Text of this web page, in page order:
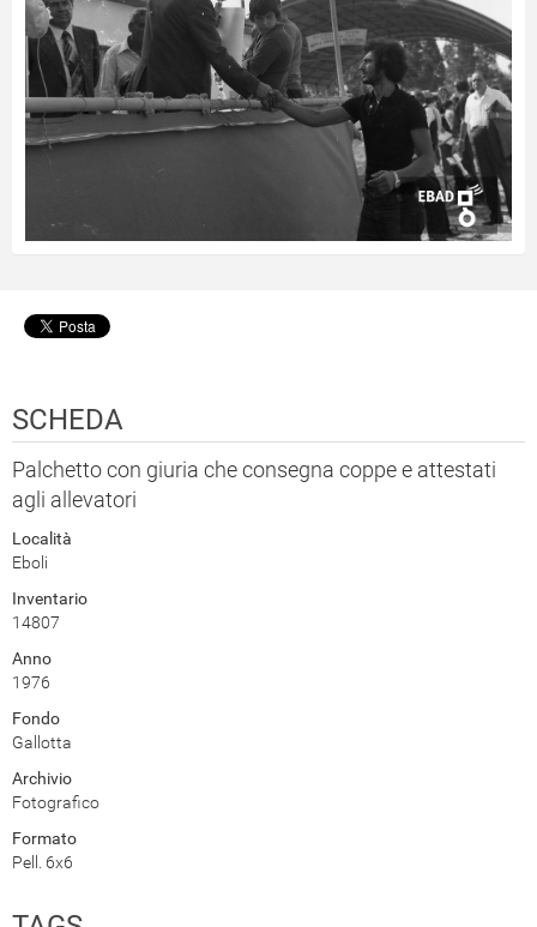
SCHEDA
Palchetto con giuria che consegna coppe e attestati
agli allevatori
Località
Eboli
Inventario
14807
Anno
1976
Fondo
Gallotta
Archivio
Fotografico
Formato
Pell. 6x6